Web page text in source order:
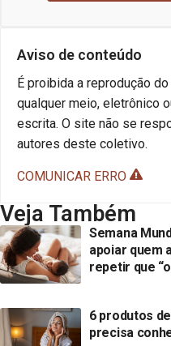
Aviso de conteúdo
É proibida a reprodução
qualquer meio, eletrônico
escrita. O site não se
autores deste coletivo.
COMUNICAR ERRO
Veja Também
Semana
apoiar quem
repetir que
6 produtos
precisa